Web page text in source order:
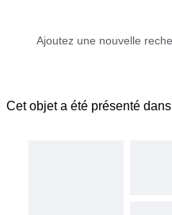
Cet objet a été présenté dans